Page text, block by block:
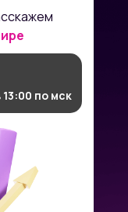
по мск